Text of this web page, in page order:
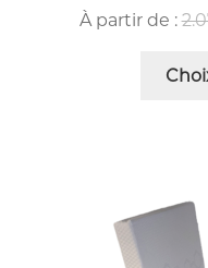
À partir de :